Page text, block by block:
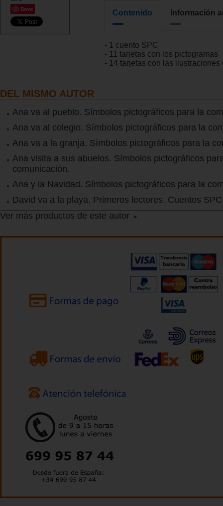
Save
Contenido Información
- 1 cuento SPC
- 11 tarjetas con los pictogramas
- 14 tarjetas con las ilustraciones
DEL MISMO AUTOR
Ana va al pueblo. Símbolos pictográficos para la
Ana va al colegio. Símbolos pictográficos para la
Ana va a la granja. Símbolos pictográficos para la
Ana visita a sus abuelos. Símbolos pictográficos
comunicación.
Ana y la Navidad. Símbolos pictográficos para la
David va a la playa. Primeros lectores. Cuentos SPC
Ver más productos de este autor